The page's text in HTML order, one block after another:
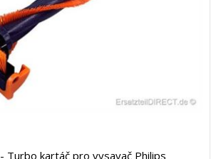
Turbo kartáč pro vysavač Philips